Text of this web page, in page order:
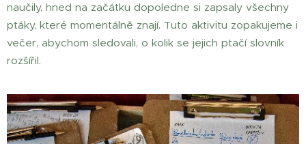
naučily, hned na začátku dopoledne si zapsaly všechny
ptáky, které momentálně znají. Tuto aktivitu zopakujeme i
večer, abychom sledovali, o kolik se jejich ptačí slovník
rozšířil.